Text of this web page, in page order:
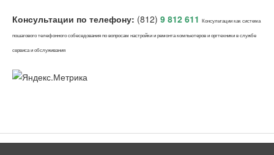
Консультации по телефону: (812) 9 812 611 Консультации как система
пошагового телефонного собеседования по вопросам настройки и ремонта компьютеров и оргтехники в службе
сервиса и обслуживания